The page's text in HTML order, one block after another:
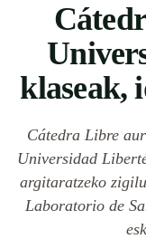
klaseak,
Cátedra Libre
Universidad
argitaratzeko
Laboratorio de